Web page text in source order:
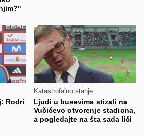
Rodri
Katastrofalno stanje
Ljudi u busevima stizali na
Vučićevo otvorenje stadiona,
a pogledajte na šta sada liči